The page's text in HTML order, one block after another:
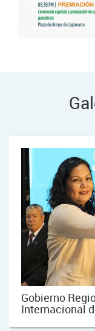
Se da inicio al
vistoso